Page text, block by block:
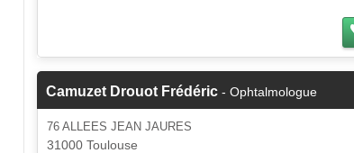
Camuzet Drouot Frédéric - Ophtalmologue
76 ALLEES JEAN JAURES
31000 Toulouse